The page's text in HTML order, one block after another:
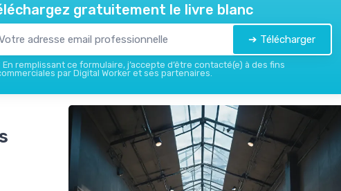
gratuitement le livre blanc
➔ Télécharger
En remplissant ce formulaire, j’accepte d’être contacté(e) à des fins
par Digital Worker et ses partenaires.